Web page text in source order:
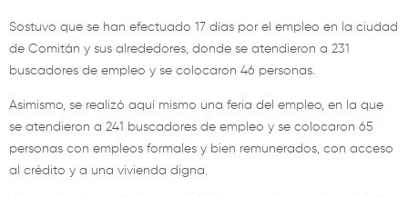
Sostuvo que se han efectuado 17 días por el empleo en la ciudad
de Comitán y sus alrededores, donde se atendieron a 231
buscadores de empleo y se colocaron 46 personas.
Asimismo, se realizó aquí mismo una feria del empleo, en la que
se atendieron a 241 buscadores de empleo y se colocaron 65
personas con empleos formales y bien remunerados, con acceso
al crédito y a una vivienda digna.